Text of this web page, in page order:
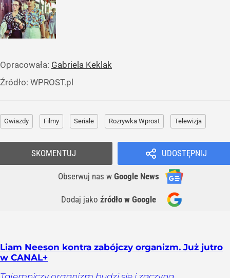
Opracowała: Gabriela Keklak
Źródło: WPROST.pl
Gwiazdy Filmy Seriale Rozrywka Wprost Telewizja
UDOSTĘPNIJ
Obserwuj nas w Google News
Dodaj jako źródło w Google
SKOMENTUJ
Liam Neeson kontra zabójczy organizm. Już jutro
w CANAL+